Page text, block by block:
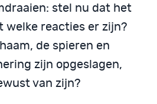
stel nu dat het
welke reacties er zijn?
de spieren en
zijn opgeslagen,
van zijn?